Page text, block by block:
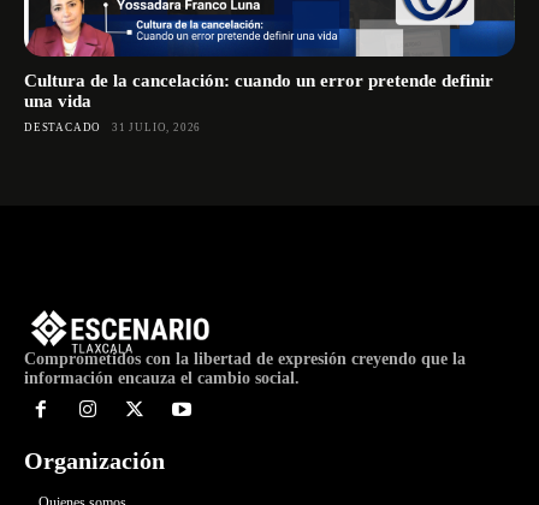
Cultura de la cancelación: cuando un error pretende definir
una vida
DESTACADO 31 JULIO, 2026
Comprometidos con la libertad de expresión creyendo que la
información encauza el cambio social.
Organización